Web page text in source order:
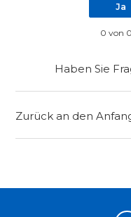
Ja
0 von
Haben Sie
Zurück an den